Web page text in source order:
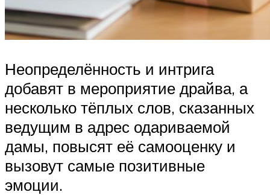
Неопределённость и интрига
добавят в мероприятие драйва, а
несколько тёплых слов, сказанных
ведущим в адрес одариваемой
дамы, повысят её самооценку и
вызовут самые позитивные
эмоции.